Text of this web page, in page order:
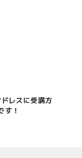
レスに受講方
す！